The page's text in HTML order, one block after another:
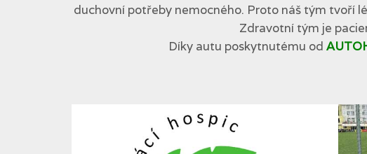
duchovní potřeby nemocného. Proto náš tým tvoří
Zdravotní tým je
Díky autu poskytnutému od